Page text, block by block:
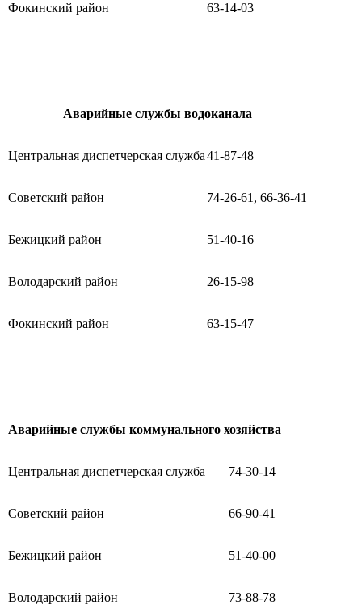
Фокинский район 63-14-03
Аварийные службы водоканала
Центральная диспетчерская служба41-87-48
Советский район 74-26-61, 66-36-41
Бежицкий район 51-40-16
Володарский район 26-15-98
Фокинский район 63-15-47
Аварийные службы коммунального хозяйства
Центральная диспетчерская служба 74-30-14
Советский район 66-90-41
Бежицкий район 51-40-00
Володарский район 73-88-78